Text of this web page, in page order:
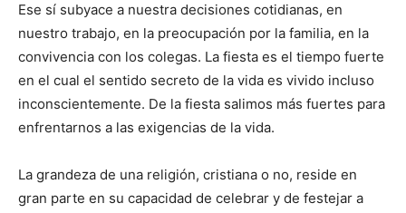
Ese sí subyace a nuestra decisiones cotidianas, en
nuestro trabajo, en la preocupación por la familia, en la
convivencia con los colegas. La fiesta es el tiempo fuerte
en el cual el sentido secreto de la vida es vivido incluso
inconscientemente. De la fiesta salimos más fuertes para
enfrentarnos a las exigencias de la vida.
La grandeza de una religión, cristiana o no, reside en
gran parte en su capacidad de celebrar y de festejar a